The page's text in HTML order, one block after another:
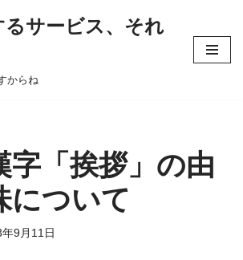
るサービス、それ
からね
字「挨拶」の由
について
9月11日